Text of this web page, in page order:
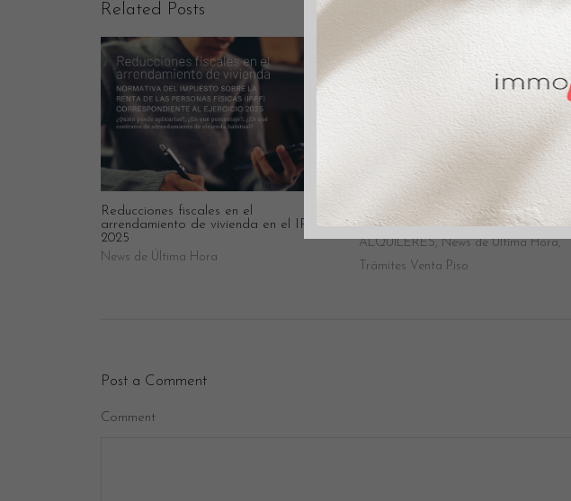
Related Posts
Reducciones fiscales en el
arrendamiento de vivienda en el IRPF
2025
News de Última Hora
Guía Definitiva Ley 11/2025: El nuevo
escenario del alquiler en Cataluña
ALQUILERES,News de Última Hora,
Trámites Venta Piso
Post a Comment
Comment